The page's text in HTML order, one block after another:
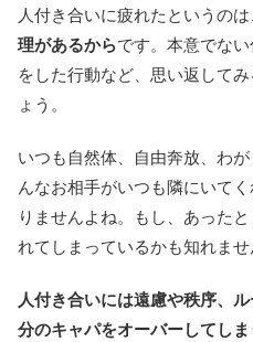
人付き合いに疲れたというのは
理があるからです。本意でな
をした行動など、思い返して
ょう。
いつも自然体、自由奔放、わ
んなお相手がいつも隣にいて
りませんよね。もし、あった
れてしまっているかも知れませ
人付き合いには遠慮や秩序、
分のキャパをオーバーしてし